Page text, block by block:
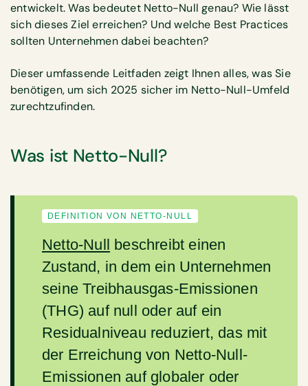
entwickelt. Was bedeutet Netto-Null genau? Wie lässt
sich dieses Ziel erreichen? Und welche Best Practices
sollten Unternehmen dabei beachten?
Dieser umfassende Leitfaden zeigt Ihnen alles, was Sie
benötigen, um sich 2025 sicher im Netto-Null-Umfeld
zurechtzufinden.
Was ist Netto-Null?
DEFINITION VON NETTO-NULL
Netto-Null beschreibt einen
Zustand, in dem ein Unternehmen
seine Treibhausgas-Emissionen
(THG) auf null oder auf ein
Residualniveau reduziert, das mit
der Erreichung von Netto-Null-
Emissionen auf globaler oder